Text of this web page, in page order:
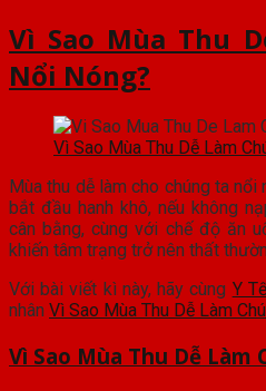
Vì Sao Mùa Thu
Nổi Nóng?
Vì Sao Mùa Thu Dễ Làm
Mùa thu dễ làm cho chúng ta nổi
bắt đầu hanh khô, nếu không
cân bằng, cùng với chế độ ăn
khiến tâm trạng trở nên thất
Với bài viết kì này, hãy cùng Y
nhân Vì Sao Mùa Thu Dễ Làm
Vì Sao Mùa Thu Dễ Làm